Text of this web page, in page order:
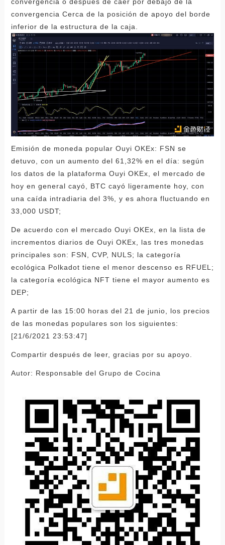
convergencia Cerca de la posición de apoyo del borde
inferior de la estructura de la caja.
Emisión de moneda popular Ouyi OKEx: FSN se
detuvo, con un aumento del 61,32% en el día: según
los datos de la plataforma Ouyi OKEx, el mercado de
hoy en general cayó, BTC cayó ligeramente hoy, con
una caída intradiaria del 3%, y es ahora fluctuando en
33,000 USDT;
De acuerdo con el mercado Ouyi OKEx, en la lista de
incrementos diarios de Ouyi OKEx, las tres monedas
principales son: FSN, CVP, NULS; la categoría
ecológica Polkadot tiene el menor descenso es RFUEL;
la categoría ecológica NFT tiene el mayor aumento es
DEP;
A partir de las 15:00 horas del 21 de junio, los precios
de las monedas populares son los siguientes:
[21/6/2021 23:53:47]
Compartir después de leer, gracias por su apoyo.
Autor: Responsable del Grupo de Cocina